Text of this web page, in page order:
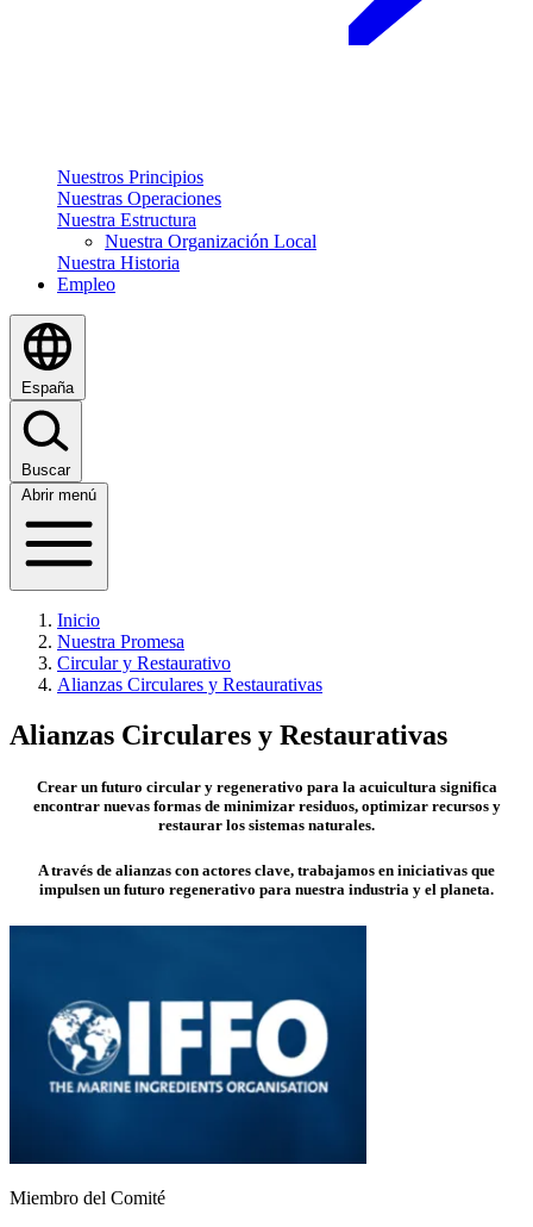
Nuestros Principios
Nuestras Operaciones
Nuestra Estructura
Nuestra Organización Local
Nuestra Historia
Empleo
España
Buscar
Abrir menú
Inicio
Nuestra Promesa
Circular y Restaurativo
Alianzas Circulares y Restaurativas
Alianzas Circulares y Restaurativas
Crear un futuro circular y regenerativo para la acuicultura significa
encontrar nuevas formas de minimizar residuos, optimizar recursos y
restaurar los sistemas naturales.
A través de alianzas con actores clave, trabajamos en iniciativas que
impulsen un futuro regenerativo para nuestra industria y el planeta.
Miembro del Comité